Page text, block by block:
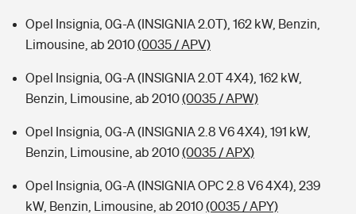
Opel Insignia, 0G-A (INSIGNIA 2.0T), 162 kW, Benzin,
Limousine, ab 2010(0035 / APV)
Opel Insignia, 0G-A (INSIGNIA 2.0T 4X4), 162 kW,
Benzin, Limousine, ab 2010(0035 / APW)
Opel Insignia, 0G-A (INSIGNIA 2.8 V6 4X4), 191 kW,
Benzin, Limousine, ab 2010(0035 / APX)
Opel Insignia, 0G-A (INSIGNIA OPC 2.8 V6 4X4), 239
kW, Benzin, Limousine, ab 2010(0035 / APY)